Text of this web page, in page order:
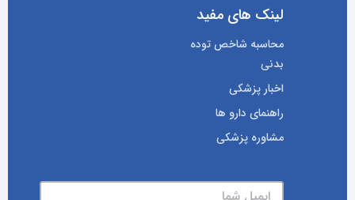
لینک های مفید
محاسبه شاخص توده
بدنی
اخبار پزشکی
راهنمای دارو ها
مشاوره پزشکی